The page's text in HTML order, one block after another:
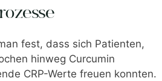
fest, dass sich Patienten,
hinweg Curcumin
CRP-Werte freuen konnten.